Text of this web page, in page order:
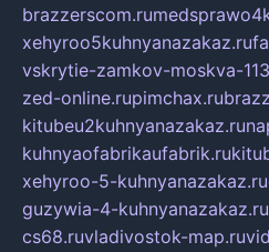
brazzerscom.ru
xehyroo5kuhnyanazakaz.ru
vskrytie-zamkov-moskva-
zed-online.rupimchax.ru
kitubeu2kuhnyanazakaz.ru
kuhnyaofabrikaufabrik.ru
xehyroo-5-kuhnyanazakaz.ru
guzywia-4-kuhnyanazakaz.ru
cs68.ruvladivostok-map.ru